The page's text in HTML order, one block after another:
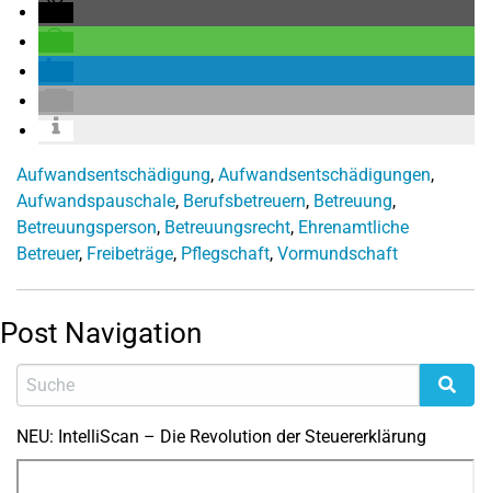
Aufwandsentschädigung, Aufwandsentschädigungen,
Aufwandspauschale, Berufsbetreuern, Betreuung,
Betreuungsperson, Betreuungsrecht, Ehrenamtliche
Betreuer, Freibeträge, Pflegschaft, Vormundschaft
Post Navigation
NEU: IntelliScan – Die Revolution der Steuererklärung